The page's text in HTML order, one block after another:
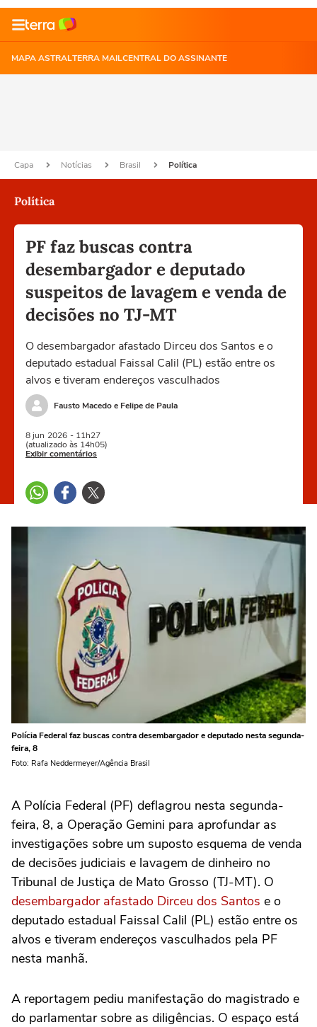
MAPA ASTRALTERRA MAILCENTRAL DO ASSINANTE
Capa Notícias Brasil Política
Política
PF faz buscas contra
desembargador e deputado
suspeitos de lavagem e venda de
decisões no TJ-MT
O desembargador afastado Dirceu dos Santos e o
deputado estadual Faissal Calil (PL) estão entre os
alvos e tiveram endereços vasculhados
Fausto Macedo e Felipe de Paula
8 jun 2026 - 11h27
(atualizado às 14h05)
Exibir comentários
Polícia Federal faz buscas contra desembargador e deputado nesta segunda-
feira, 8
Foto: Rafa Neddermeyer/Agência Brasil
A Polícia Federal (PF) deflagrou nesta segunda-
feira, 8, a Operação Gemini para aprofundar as
investigações sobre um suposto esquema de venda
de decisões judiciais e lavagem de dinheiro no
Tribunal de Justiça de Mato Grosso (TJ-MT). O
desembargador afastado Dirceu dos Santos e o
deputado estadual Faissal Calil (PL) estão entre os
alvos e tiveram endereços vasculhados pela PF
nesta manhã.
A reportagem pediu manifestação do magistrado e
do parlamentar sobre as diligências. O espaço está